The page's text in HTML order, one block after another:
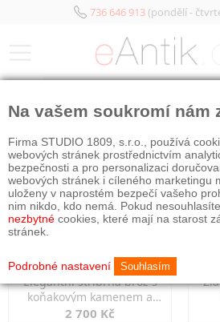
736 646 913(pondělí -
Elegantní stříbrná brož s
koňakovým kamenem a
markazity
2 700 Kč
Na vašem soukromí nám
Firma STUDIO 1809, s.r.o., používá
webových stránek prostřednictvím
bezpečnosti a pro personalizaci
webových stránek i cíleného marketingu
uloženy v naprostém bezpečí vašeho
nim nikdo, kdo nemá. Pokud
nezbytné cookies, které mají na starost
stránek.
Podrobné nastavení Souhlasím